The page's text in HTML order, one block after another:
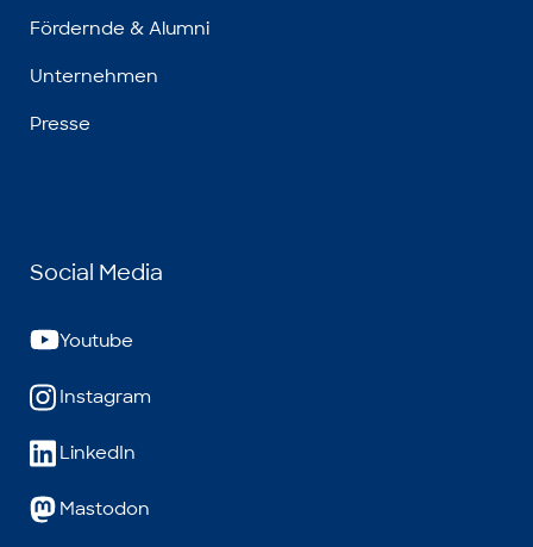
Fördernde & Alumni
Unternehmen
Presse
Social Media
Youtube
Instagram
LinkedIn
Mastodon